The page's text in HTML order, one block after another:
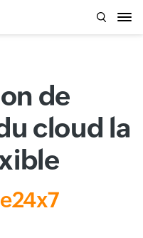
de
cloud la